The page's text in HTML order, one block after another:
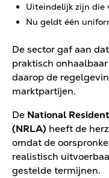
Uiteindelijk zijn die
Nu geldt één
De sector gaf aan
praktisch
daarop de
marktpartijen.
De National
(NRLA) heeft de
omdat de
realistisch
gestelde termijnen.